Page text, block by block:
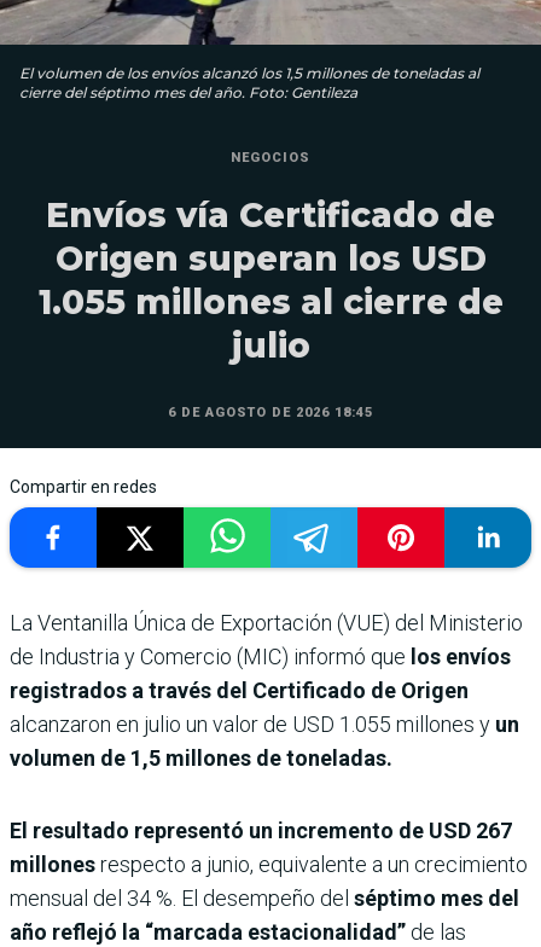
El volumen de los envíos alcanzó los 1,5 millones de toneladas al
cierre del séptimo mes del año. Foto: Gentileza
NEGOCIOS
Envíos vía Certificado de
Origen superan los USD
1.055 millones al cierre de
julio
6 DE AGOSTO DE 2026 18:45
Compartir en redes
La Ventanilla Única de Exportación (VUE) del Ministerio
de Industria y Comercio (MIC) informó que los envíos
registrados a través del Certificado de Origen
alcanzaron en julio un valor de USD 1.055 millones y un
volumen de 1,5 millones de toneladas.
El resultado representó un incremento de USD 267
millonesrespecto a junio, equivalente a un crecimiento
mensual del 34 %. El desempeño del séptimo mes del
año reflejó la “marcada estacionalidad” de las